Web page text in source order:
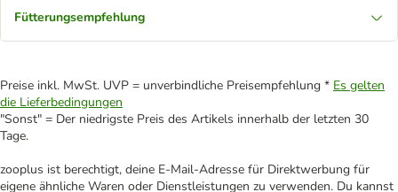
Fütterungsempfehlung
Preise inkl. MwSt. UVP = unverbindliche Preisempfehlung * Es gelten
die Lieferbedingungen
"Sonst" = Der niedrigste Preis des Artikels innerhalb der letzten 30
Tage.
zooplus ist berechtigt, deine E-Mail-Adresse für Direktwerbung für
eigene ähnliche Waren oder Dienstleistungen zu verwenden. Du kannst